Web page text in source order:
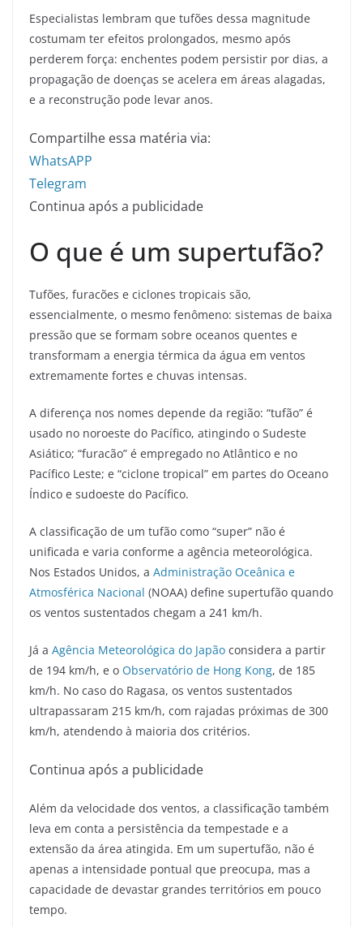
Especialistas lembram que tufões dessa magnitude
costumam ter efeitos prolongados, mesmo após
perderem força: enchentes podem persistir por dias, a
propagação de doenças se acelera em áreas alagadas,
e a reconstrução pode levar anos.
Compartilhe essa matéria via:
WhatsAPP
Telegram
Continua após a publicidade
O que é um supertufão?
Tufões, furacões e ciclones tropicais são,
essencialmente, o mesmo fenômeno: sistemas de baixa
pressão que se formam sobre oceanos quentes e
transformam a energia térmica da água em ventos
extremamente fortes e chuvas intensas.
A diferença nos nomes depende da região: “tufão” é
usado no noroeste do Pacífico, atingindo o Sudeste
Asiático; “furacão” é empregado no Atlântico e no
Pacífico Leste; e “ciclone tropical” em partes do Oceano
Índico e sudoeste do Pacífico.
A classificação de um tufão como “super” não é
unificada e varia conforme a agência meteorológica.
Nos Estados Unidos, a Administração Oceânica e
Atmosférica Nacional (NOAA) define supertufão quando
os ventos sustentados chegam a 241 km/h.
Já a Agência Meteorológica do Japão considera a partir
de 194 km/h, e o Observatório de Hong Kong, de 185
km/h. No caso do Ragasa, os ventos sustentados
ultrapassaram 215 km/h, com rajadas próximas de 300
km/h, atendendo à maioria dos critérios.
Continua após a publicidade
Além da velocidade dos ventos, a classificação também
leva em conta a persistência da tempestade e a
extensão da área atingida. Em um supertufão, não é
apenas a intensidade pontual que preocupa, mas a
capacidade de devastar grandes territórios em pouco
tempo.